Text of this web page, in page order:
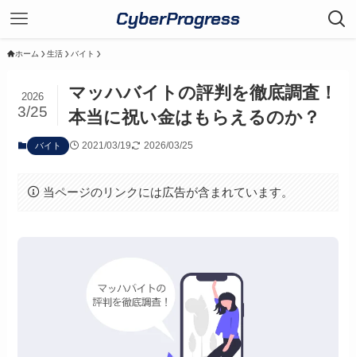
CyberProgress
ホーム 生活 バイト
マッハバイトの評判を徹底調査！
本当に祝い金はもらえるのか？
2026
3/25
バイト 2021/03/19 2026/03/25
当ページのリンクには広告が含まれています。